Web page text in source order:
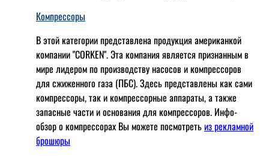
Компрессоры
В этой категории представлена продукция американкой
компании "CORKEN". Эта компания является признанным в
мире лидером по производству насосов и компрессоров
для сжиженного газа (ПБС). Здесь представлены как сами
компрессоры, так и компрессорные аппараты, а также
запасные части и основания для компрессоров. Инфо-
обзор о компрессорах Вы можете посмотретьиз рекламной
брошюры